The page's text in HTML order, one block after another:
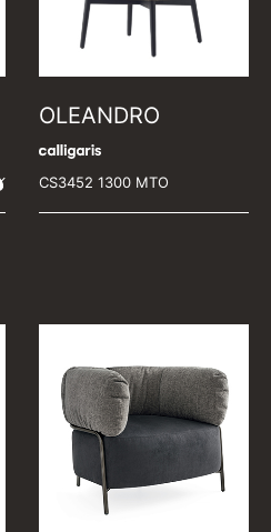
OLEANDRO
CS3452 1300 MTO